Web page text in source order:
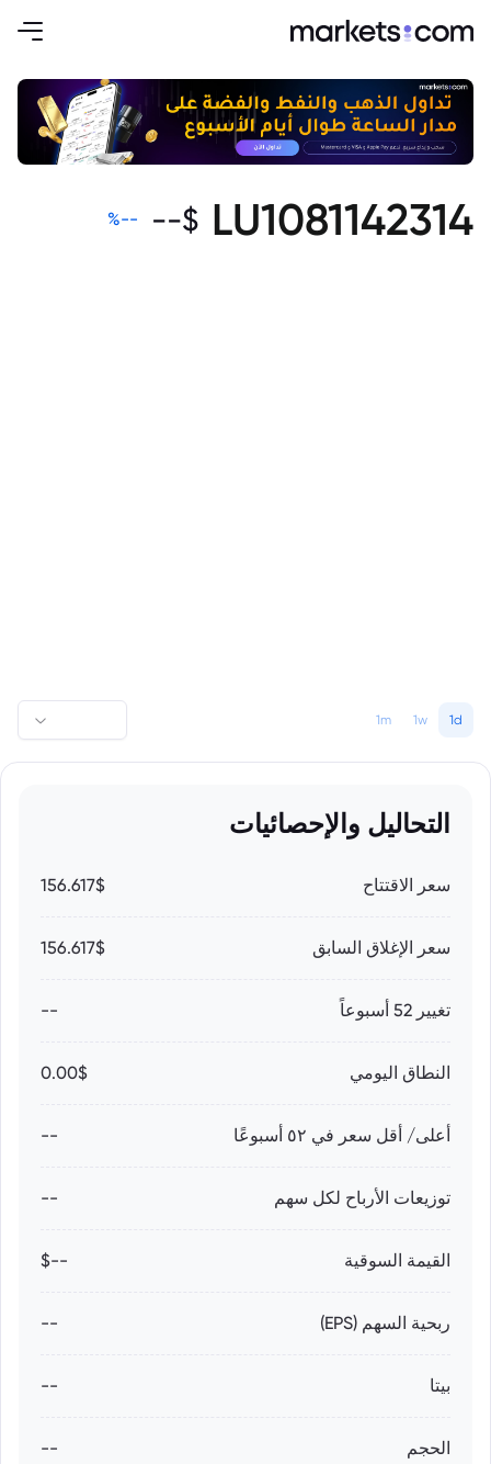
LU1081142314
$
--
--
%
1d
1w
1m
التحاليل والإحصائيات
سعر الاقتتاح 156.617$
سعر الإغلاق السابق 156.617$
تغيير 52 أسبوعاً --
النطاق اليومي 0.00$
أعلى/ أقل سعر في ٥٢ أسبوعًا --
توزيعات الأرباح لكل سهم --
القيمة السوقية --$
ربحية السهم (EPS) --
بيتا --
الحجم --